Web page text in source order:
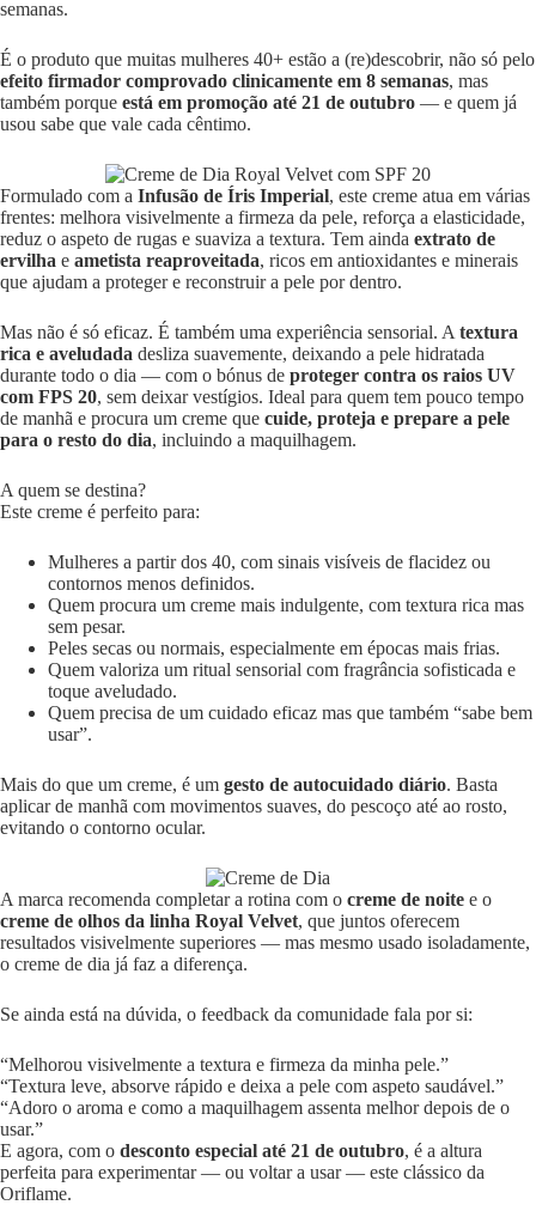
semanas.
É o produto que muitas mulheres 40+ estão a (re)descobrir, não só pelo
efeito firmador comprovado clinicamente em 8 semanas, mas
também porque está em promoção até 21 de outubro — e quem já
usou sabe que vale cada cêntimo.
Formulado com a Infusão de Íris Imperial, este creme atua em várias
frentes: melhora visivelmente a firmeza da pele, reforça a elasticidade,
reduz o aspeto de rugas e suaviza a textura. Tem ainda extrato de
ervilha e ametista reaproveitada, ricos em antioxidantes e minerais
que ajudam a proteger e reconstruir a pele por dentro.
Mas não é só eficaz. É também uma experiência sensorial. A textura
rica e aveludada desliza suavemente, deixando a pele hidratada
durante todo o dia — com o bónus de proteger contra os raios UV
com FPS 20, sem deixar vestígios. Ideal para quem tem pouco tempo
de manhã e procura um creme que cuide, proteja e prepare a pele
para o resto do dia, incluindo a maquilhagem.
A quem se destina?
Este creme é perfeito para:
Mulheres a partir dos 40, com sinais visíveis de flacidez ou
contornos menos definidos.
Quem procura um creme mais indulgente, com textura rica mas
sem pesar.
Peles secas ou normais, especialmente em épocas mais frias.
Quem valoriza um ritual sensorial com fragrância sofisticada e
toque aveludado.
Quem precisa de um cuidado eficaz mas que também “sabe bem
usar”.
Mais do que um creme, é um gesto de autocuidado diário. Basta
aplicar de manhã com movimentos suaves, do pescoço até ao rosto,
evitando o contorno ocular.
A marca recomenda completar a rotina com o creme de noite e o
creme de olhos da linha Royal Velvet, que juntos oferecem
resultados visivelmente superiores — mas mesmo usado isoladamente,
o creme de dia já faz a diferença.
Se ainda está na dúvida, o feedback da comunidade fala por si:
“Melhorou visivelmente a textura e firmeza da minha pele.”
“Textura leve, absorve rápido e deixa a pele com aspeto saudável.”
“Adoro o aroma e como a maquilhagem assenta melhor depois de o
usar.”
E agora, com o desconto especial até 21 de outubro, é a altura
perfeita para experimentar — ou voltar a usar — este clássico da
Oriflame.